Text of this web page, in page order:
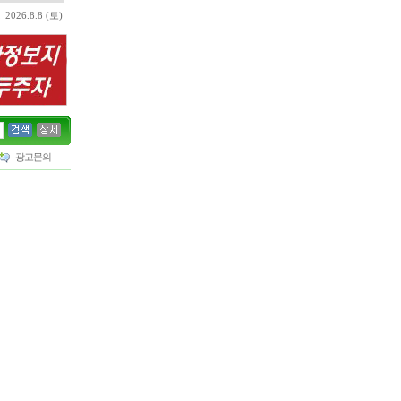
2026.8.8 (토)
광고문의